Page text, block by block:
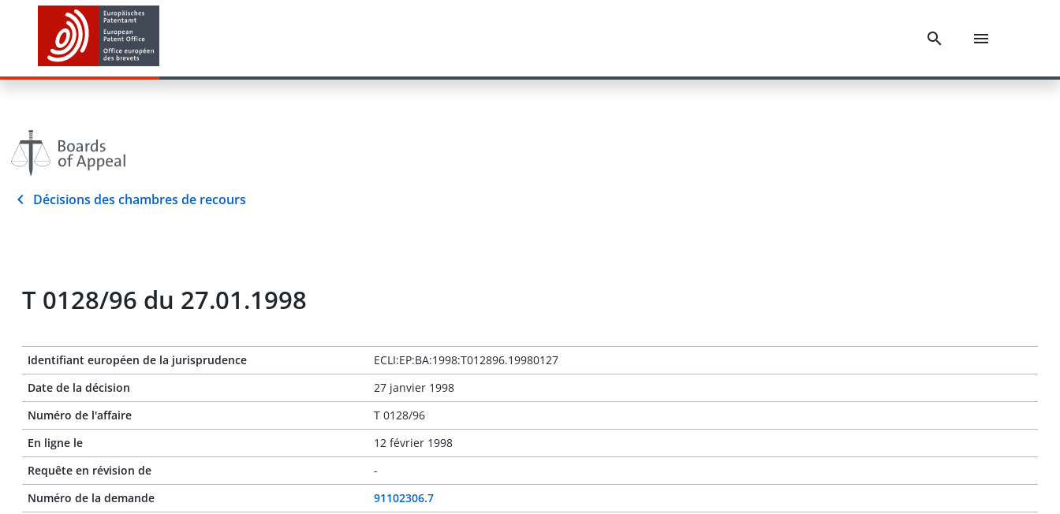
Décisions des chambres de recours
T 0128/96 du 27.01.1998
Identifiant européen de la jurisprudence
ECLI:EP:BA:1998:T012896.19980127
Date de la décision
27 janvier 1998
Numéro de l'affaire
T 0128/96
En ligne le
12 février 1998
Requête en révision de
-
Numéro de la demande
91102306.7